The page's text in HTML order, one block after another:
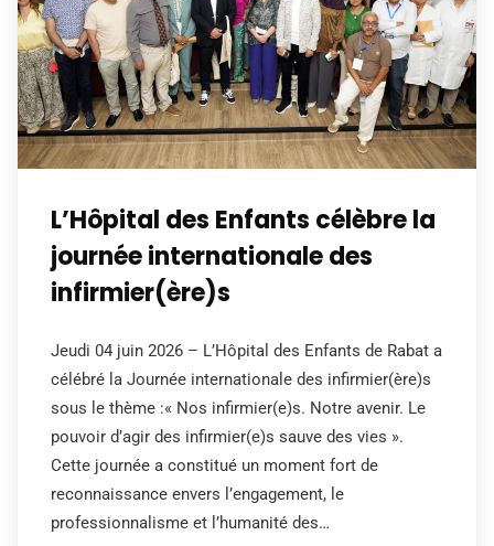
L’Hôpital des Enfants célèbre la
journée internationale des
infirmier(ère)s
Jeudi 04 juin 2026 – L’Hôpital des Enfants de Rabat a
célébré la Journée internationale des infirmier(ère)s
sous le thème :« Nos infirmier(e)s. Notre avenir. Le
pouvoir d’agir des infirmier(e)s sauve des vies ».
Cette journée a constitué un moment fort de
reconnaissance envers l’engagement, le
professionnalisme et l’humanité des…